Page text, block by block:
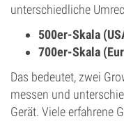
unterschiedliche
500er-Skala
700er-Skala
Das bedeutet, zwei
messen und
Gerät. Viele erfahrene